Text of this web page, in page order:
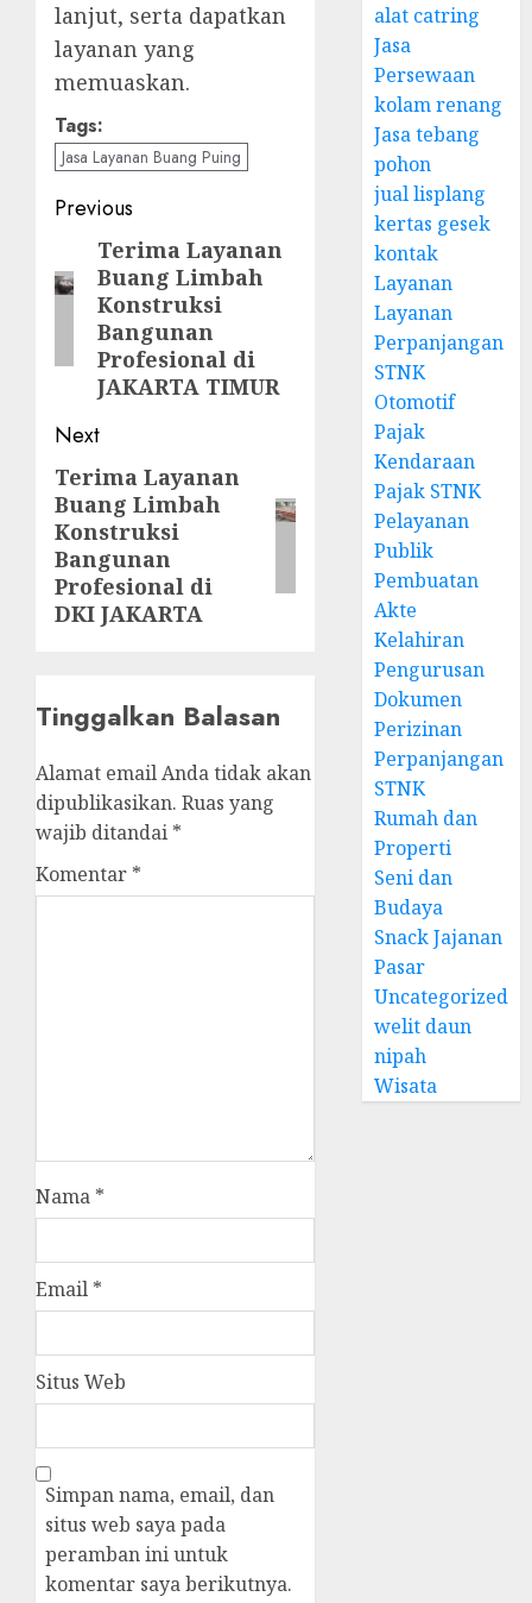
lanjut, serta dapatkan
layanan yang
memuaskan.
Tags:
Jasa Layanan Buang Puing
Post
navigation
Previous
Previous
post:
Terima Layanan
Buang Limbah
Konstruksi
Bangunan
Profesional di
JAKARTA TIMUR
Next
Next
post:
Terima Layanan
Buang Limbah
Konstruksi
Bangunan
Profesional di
DKI JAKARTA
Tinggalkan Balasan
Alamat email Anda tidak akan
dipublikasikan. Ruas yang
wajib ditandai *
Komentar *
Nama *
Email *
Situs Web
Simpan nama, email, dan
situs web saya pada
peramban ini untuk
komentar saya berikutnya.
alat catring
Jasa
Persewaan
kolam renang
Jasa tebang
pohon
jual lisplang
kertas gesek
kontak
Layanan
Layanan
Perpanjangan
STNK
Otomotif
Pajak
Kendaraan
Pajak STNK
Pelayanan
Publik
Pembuatan
Akte
Kelahiran
Pengurusan
Dokumen
Perizinan
Perpanjangan
STNK
Rumah dan
Properti
Seni dan
Budaya
Snack Jajanan
Pasar
Uncategorized
welit daun
nipah
Wisata